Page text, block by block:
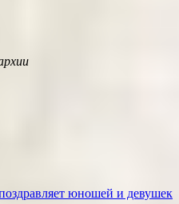
юношей и девушек